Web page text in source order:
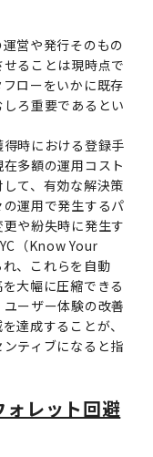
営や発行そのもの
ることは現時点で
ローをいかに既存
ろ重要であるとい
時における登録手
多額の運用コスト
て、有効な解決策
運用で発生するパ
や紛失時に発生す
（Know Your
、これらを自動
大幅に圧縮できる
ーザー体験の改善
達成することが、
ティブになると指
ォレット回避